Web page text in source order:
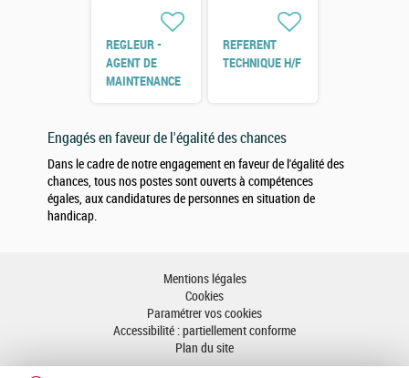
REGLEUR -
AGENT DE
MAINTENANCE
REFERENT
TECHNIQUE H/F
Engagés en faveur de l'égalité des chances
Dans le cadre de notre engagement en faveur de l'égalité des
chances, tous nos postes sont ouverts à compétences
égales, aux candidatures de personnes en situation de
handicap.
Mentions légales
Cookies
Paramétrer vos cookies
Accessibilité : partiellement conforme
Plan du site